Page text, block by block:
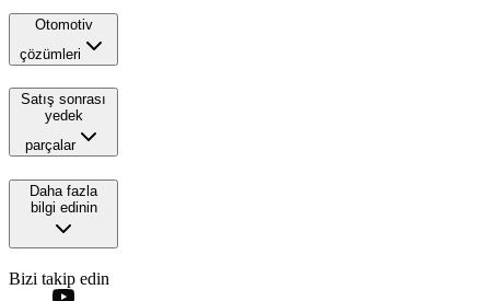
Otomotiv
çözümleri
Satış sonrası
yedek
parçalar
Daha fazla
bilgi edinin
Bizi takip edin